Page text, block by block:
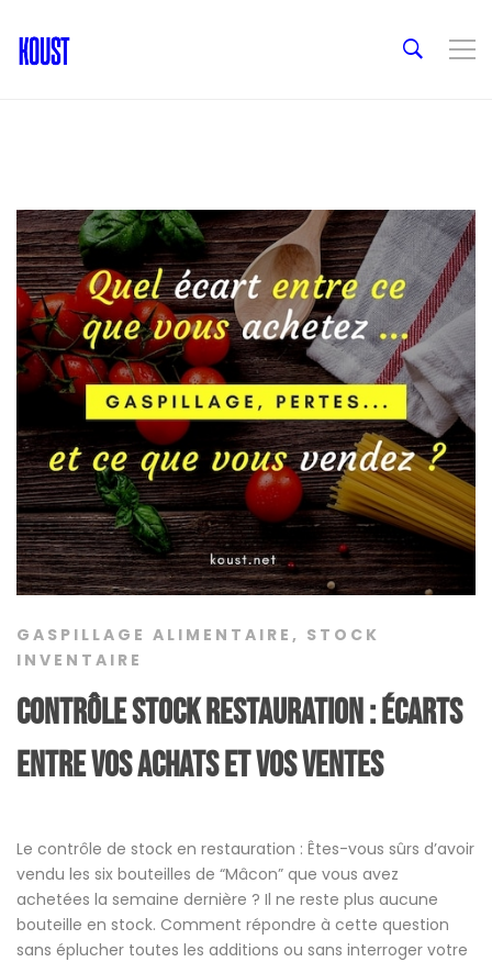
GASPILLAGE ALIMENTAIRE , STOCK
INVENTAIRE
Contrôle stock restauration : écarts
entre vos achats et vos ventes
Le contrôle de stock en restauration : Êtes-vous sûrs d’avoir
vendu les six bouteilles de “Mâcon” que vous avez
achetées la semaine dernière ? Il ne reste plus aucune
bouteille en stock. Comment répondre à cette question
sans éplucher toutes les additions ou sans interroger votre